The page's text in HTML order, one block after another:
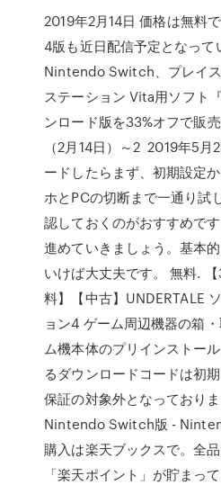
2019年2月14日 価格は無料
4版も近日配信予定となって
Nintendo Switch、プレイ
ステーション Vita用ソフト
ンロード版を33%オフで販
（2月14日）～2 2019年5月
ードしたらまず、初期設定
ホとPCの切断まで一通り試
認しておくのがおすすめで
進めていきましょう。基本
いけば大丈夫です。 無料.
料】【中古】UNDERTALE
ョン4 ゲーム周辺機器の箱
ム機本体のプリインストー
るダウンロードコードは初
保証の対象外となっており
Nintendo Switch版 -
購入は楽天ブックスで。全
「楽天ポイント」が貯まっ